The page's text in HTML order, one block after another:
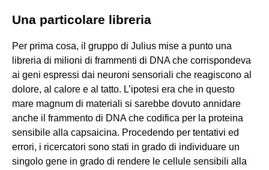
Una particolare libreria
Per prima cosa, il gruppo di Julius mise a punto una
libreria di milioni di frammenti di DNA che corrispondeva
ai geni espressi dai neuroni sensoriali che reagiscono al
dolore, al calore e al tatto. L’ipotesi era che in questo
mare magnum di materiali si sarebbe dovuto annidare
anche il frammento di DNA che codifica per la proteina
sensibile alla capsaicina. Procedendo per tentativi ed
errori, i ricercatori sono stati in grado di individuare un
singolo gene in grado di rendere le cellule sensibili alla